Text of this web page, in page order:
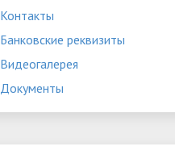
Контакты
Банковские реквизиты
Видеогалерея
Документы